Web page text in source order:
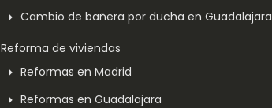
Cambio de bañera por ducha en Guadalajara
Reforma de viviendas
Reformas en Madrid
Reformas en Guadalajara